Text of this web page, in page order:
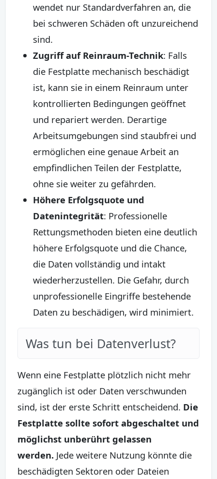
wendet nur Standardverfahren an, die
bei schweren Schäden oft unzureichend
sind.
Zugriff auf Reinraum-Technik: Falls
die Festplatte mechanisch beschädigt
ist, kann sie in einem Reinraum unter
kontrollierten Bedingungen geöffnet
und repariert werden. Derartige
Arbeitsumgebungen sind staubfrei und
ermöglichen eine genaue Arbeit an
empfindlichen Teilen der Festplatte,
ohne sie weiter zu gefährden.
Höhere Erfolgsquote und
Datenintegrität: Professionelle
Rettungsmethoden bieten eine deutlich
höhere Erfolgsquote und die Chance,
die Daten vollständig und intakt
wiederherzustellen. Die Gefahr, durch
unprofessionelle Eingriffe bestehende
Daten zu beschädigen, wird minimiert.
Was tun bei Datenverlust?
Wenn eine Festplatte plötzlich nicht mehr
zugänglich ist oder Daten verschwunden
sind, ist der erste Schritt entscheidend. Die
Festplatte sollte sofort abgeschaltet und
möglichst unberührt gelassen
werden. Jede weitere Nutzung könnte die
beschädigten Sektoren oder Dateien